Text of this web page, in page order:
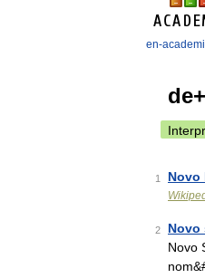
en-
1 Novo
2 Novo
Novo